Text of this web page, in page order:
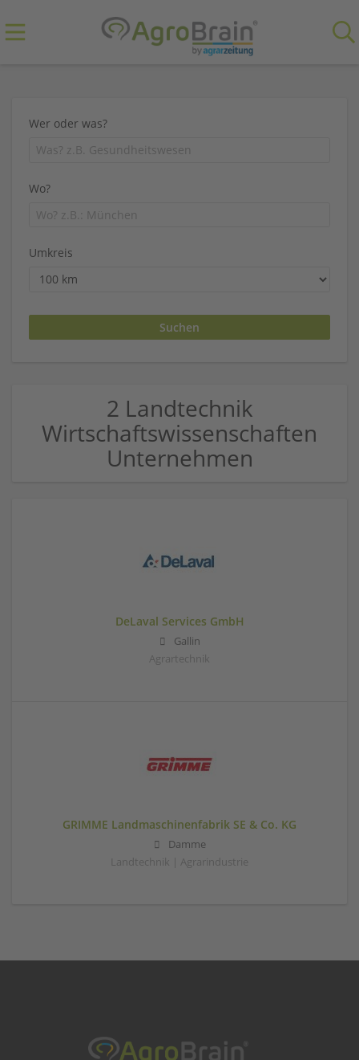
Wer oder was?
Wo?
Umkreis
2 Landtechnik
Wirtschaftswissenschaften
Unternehmen
DeLaval Services GmbH
Gallin
Agrartechnik
GRIMME Landmaschinenfabrik SE & Co. KG
Damme
Landtechnik | Agrarindustrie